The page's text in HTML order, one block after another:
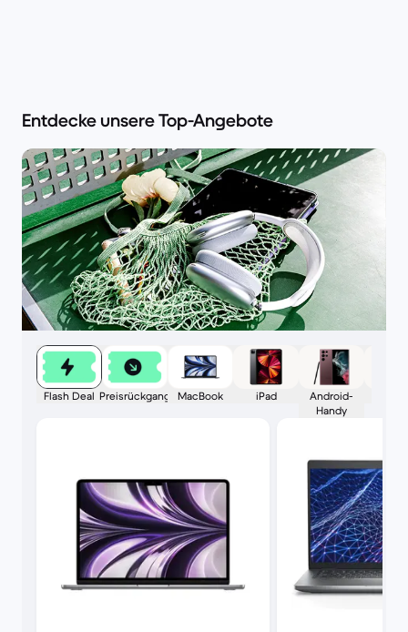
Entdecke unsere Top-Angebote
Flash Deal Preisrückgang MacBook iPad
Android-
Handy